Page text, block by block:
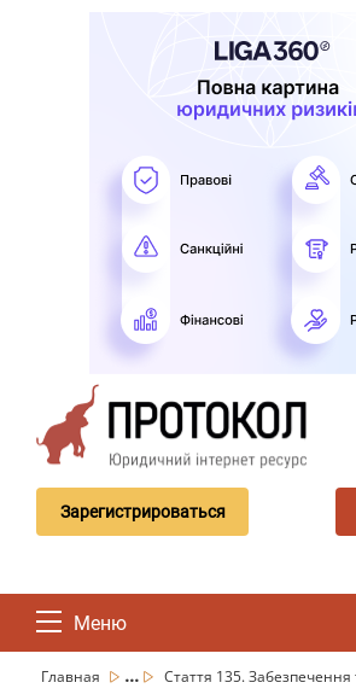
Зарегистрироваться
Меню
Главная ...
Стаття 135.